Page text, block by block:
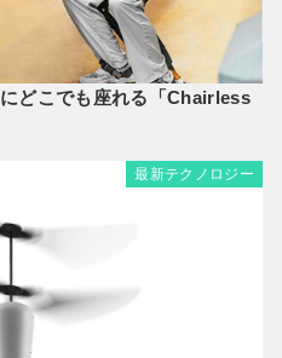
どこでも座れる「Chairless
最新テクノロジー